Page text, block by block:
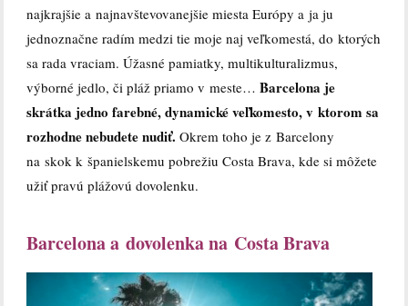
najkrajšie a najnavštevovanejšie miesta Európy a ja ju
jednoznačne radím medzi tie moje naj veľkomestá, do ktorých
sa rada vraciam. Úžasné pamiatky, multikulturalizmus,
výborné jedlo, či pláž priamo v meste…Barcelona je
skrátka jedno farebné, dynamické veľkomesto, v ktorom sa
rozhodne nebudete nudiť. Okrem toho je z Barcelony
na skok k španielskemu pobrežiu Costa Brava, kde si môžete
užiť pravú plážovú dovolenku.
Barcelona a dovolenka na Costa Brava